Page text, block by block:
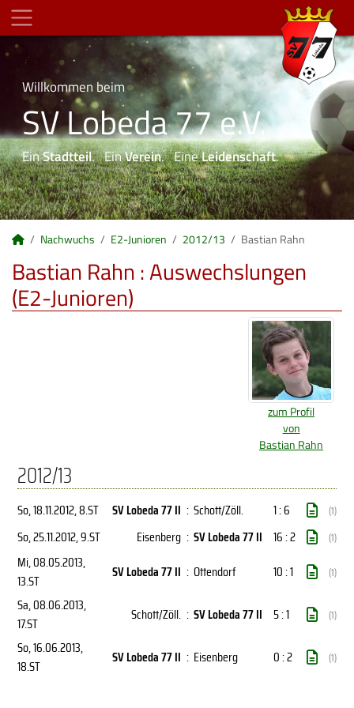
Willkommen beim
SV Lobeda 77 e.V.
EinStadtteil. EinVerein. EineLeidenschaft.
Nachwuchs E2-Junioren 2012/13 Bastian Rahn
Bastian Rahn : Auswechslungen
(E2-Junioren)
zum Profil
von
Bastian Rahn
2012/13
So, 18.11.2012, 8.ST SV Lobeda 77 II : Schott/Zöll. 1 : 6 (1)
So, 25.11.2012, 9.ST Eisenberg : SV Lobeda 77 II 16 : 2 (1)
Mi, 08.05.2013,
13.ST
SV Lobeda 77 II : Ottendorf 10 : 1 (1)
Sa, 08.06.2013,
17.ST
Schott/Zöll. : SV Lobeda 77 II 5 : 1 (1)
So, 16.06.2013,
18.ST
SV Lobeda 77 II : Eisenberg 0 : 2 (1)